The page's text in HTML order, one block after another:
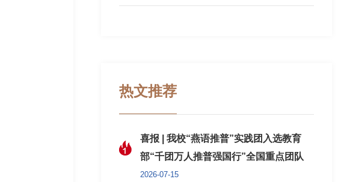
热文推荐
喜报 | 我校“燕语推普”实践团入选教育
部“千团万人推普强国行”全国重点团队
2026-07-15